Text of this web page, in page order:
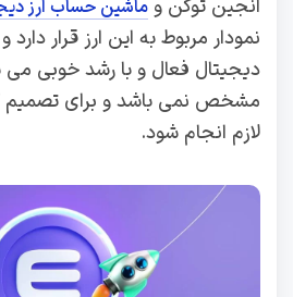
انجین توکن و ماشین حساب ارز
نمودار مربوط به این ارز قرار دارد
دیجیتال فعال و با رشد خوبی می
مشخص نمی باشد و برای تصمیم
لازم انجام شود.